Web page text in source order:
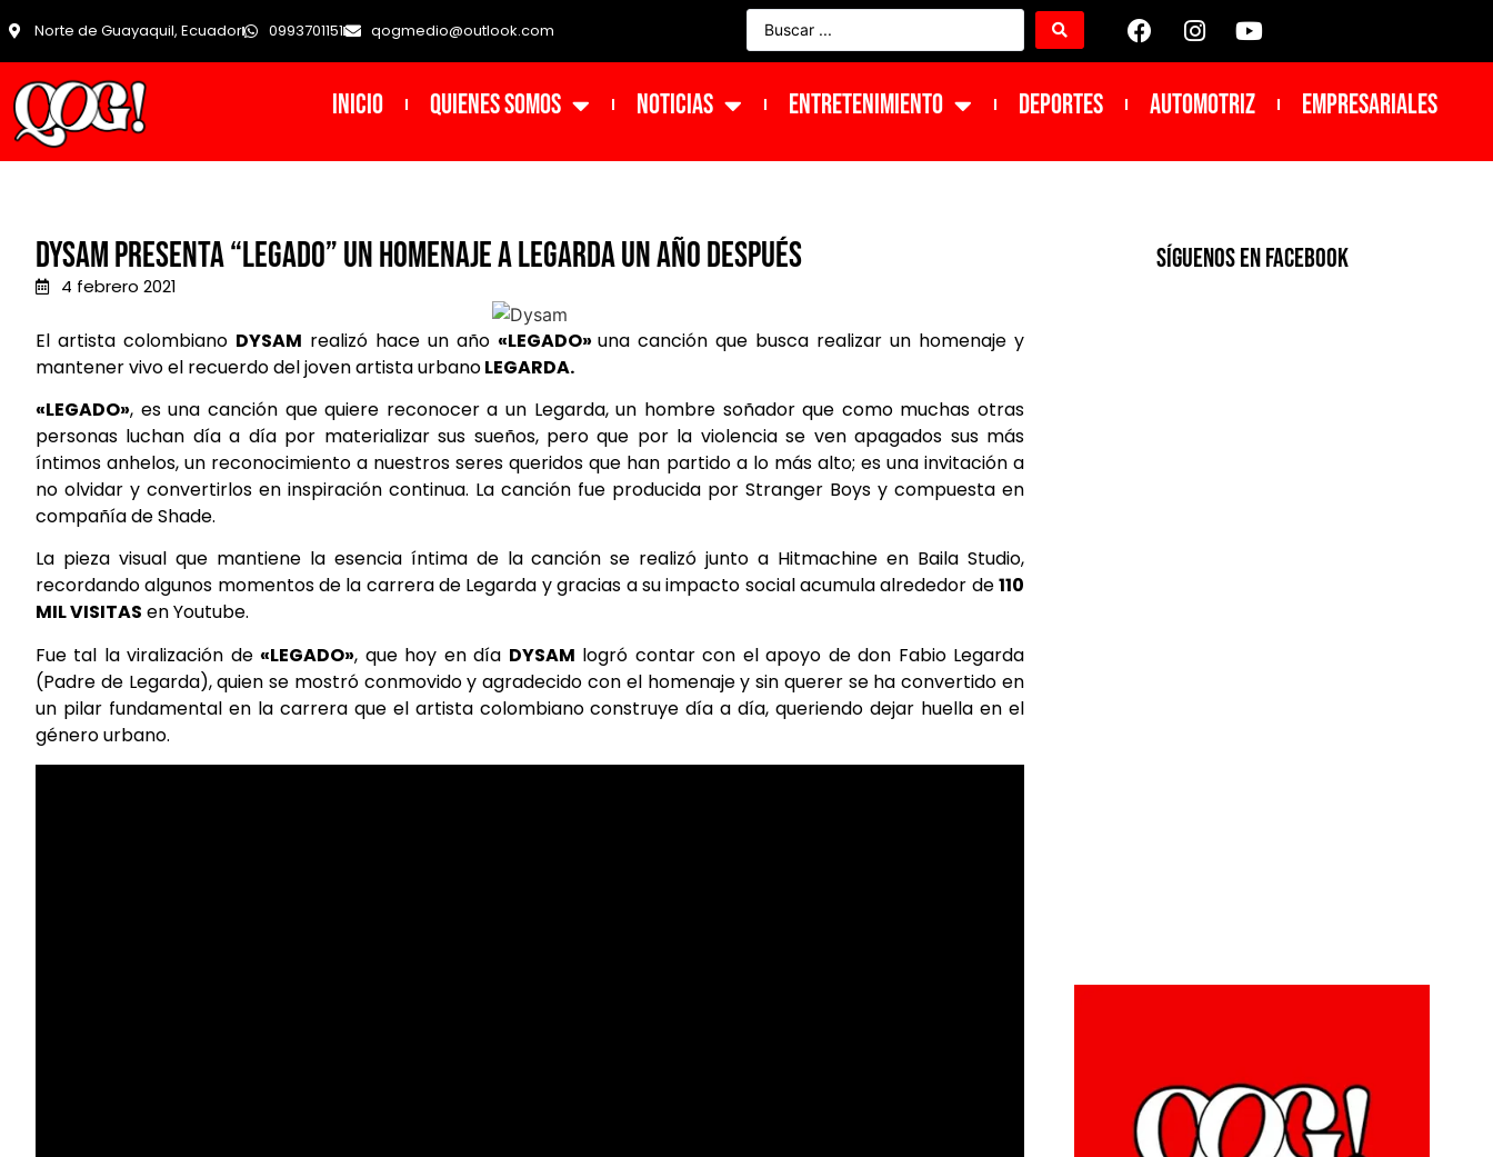
Norte de Guayaquil, Ecuador 0993701151 qogmedio@outlook.com
INICIO Quienes Somos NOTICIAS ENTRETENIMIENTO DEPORTES Automotriz Empresariales
Dysam presenta “Legado” un homenaje a Legarda un año después
4 febrero 2021
El artista colombiano DYSAM realizó hace un año «LEGADO»una canción que busca realizar un homenaje y
mantener vivo el recuerdo del joven artista urbanoLEGARDA.
«LEGADO», es una canción que quiere reconocer a un Legarda, un hombre soñador que como muchas otras
personas luchan día a día por materializar sus sueños, pero que por la violencia se ven apagados sus más
íntimos anhelos, un reconocimiento a nuestros seres queridos que han partido a lo más alto; es una invitación a
no olvidar y convertirlos en inspiración continua. La canción fue producida por Stranger Boys y compuesta en
compañía de Shade.
La pieza visual que mantiene la esencia íntima de la canción se realizó junto a Hitmachine en Baila Studio,
recordando algunos momentos de la carrera de Legarda y gracias a su impacto social acumula alrededor de110
MIL VISITAS en Youtube.
Fue tal la viralización de «LEGADO», que hoy en día DYSAM logró contar con el apoyo de don Fabio Legarda
(Padre de Legarda), quien se mostró conmovido y agradecido con el homenaje y sin querer se ha convertido en
un pilar fundamental en la carrera que el artista colombiano construye día a día, queriendo dejar huella en el
género urbano.
SíGUENOS EN FACEBOOK